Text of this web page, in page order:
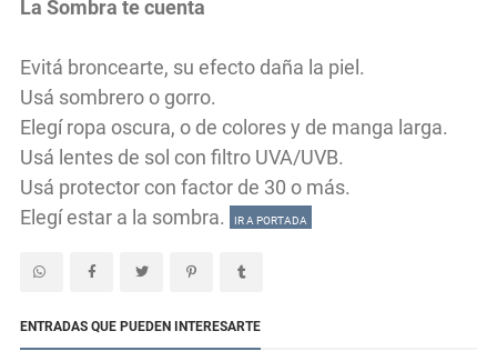
La Sombra te cuenta
Evitá broncearte, su efecto daña la piel.
Usá sombrero o gorro.
Elegí ropa oscura, o de colores y de manga larga.
Usá lentes de sol con filtro UVA/UVB.
Usá protector con factor de 30 o más.
Elegí estar a la sombra.
IR A PORTADA
ENTRADAS QUE PUEDEN INTERESARTE